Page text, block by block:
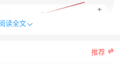
读全文
推荐